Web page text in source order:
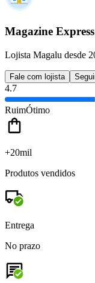
Magazine
Lojista Magalu desde
Fale com lojista
4.7
RuimÓtimo
+20mil
Produtos vendidos
Entrega
No prazo